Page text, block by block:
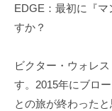
EDGE：最初に『
すか？
ビクター・ウォレ
す。2015年にブロ
との旅が終わった